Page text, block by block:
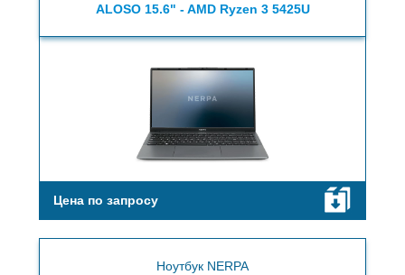
ALOSO 15.6" - AMD Ryzen 3 5425U
Цена по запросу
Ноутбук NERPA